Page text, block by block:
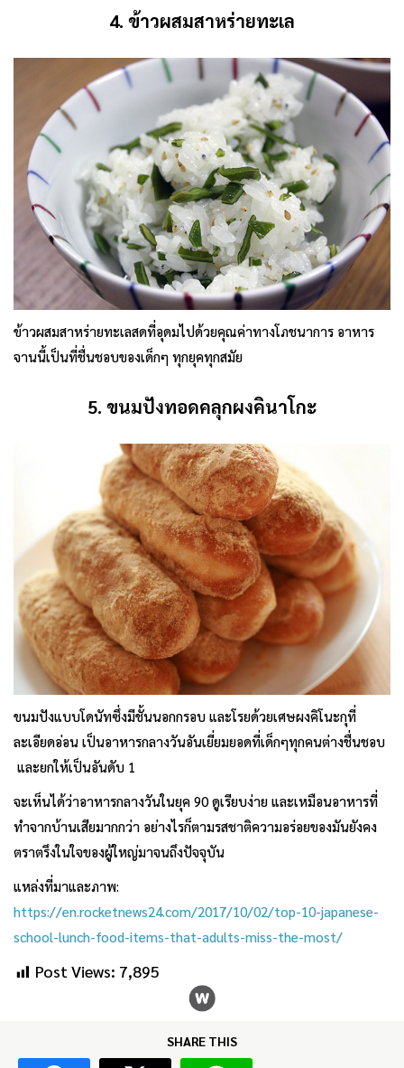
4. ข้าวผสมสาหร่ายทะเล
ข้าวผสมสาหร่ายทะเลสดที่อุดมไปด้วยคุณค่าทางโภชนาการ อาหาร
จานนี้เป็นที่ชื่นชอบของเด็กๆ ทุกยุคทุกสมัย
5. ขนมปังทอดคลุกผงคินาโกะ
ขนมปังแบบโดนัทซึ่งมีชั้นนอกกรอบ และโรยด้วยเศษผงคิโนะกุที่
ละเอียดอ่อน เป็นอาหารกลางวันอันเยี่ยมยอดที่เด็กๆทุกคนต่างชื่นชอบ
และยกให้เป็นอันดับ 1
จะเห็นได้ว่าอาหารกลางวันในยุค 90 ดูเรียบง่าย และเหมือนอาหารที่
ทำจากบ้านเสียมากกว่า อย่างไรก็ตามรสชาติความอร่อยของมันยังคง
ตราตรึงในใจของผู้ใหญ่มาจนถึงปัจจุบัน
แหล่งที่มาและภาพ:
https://en.rocketnews24.com/2017/10/02/top-10-japanese-
school-lunch-food-items-that-adults-miss-the-most/
Post Views: 7,895
SHARE THIS